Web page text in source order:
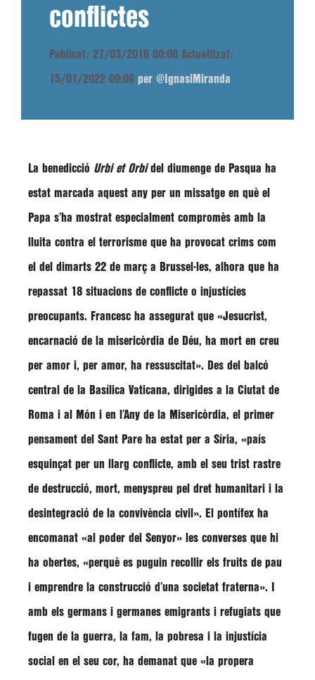
conflictes
Publicat: 27/03/2016 00:00 Actualitzat:
15/01/2022 09:09 per @IgnasiMiranda
La benedicció Urbi et Orbi del diumenge de Pasqua ha
estat marcada aquest any per un missatge en què el
Papa s’ha mostrat especialment compromès amb la
lluita contra el terrorisme que ha provocat crims com
el del dimarts 22 de març a Brussel·les, alhora que ha
repassat 18 situacions de conflicte o injustícies
preocupants. Francesc ha assegurat que «Jesucrist,
encarnació de la misericòrdia de Déu, ha mort en creu
per amor i, per amor, ha ressuscitat». Des del balcó
central de la Basílica Vaticana, dirigides a la Ciutat de
Roma i al Món i en l’Any de la Misericòrdia, el primer
pensament del Sant Pare ha estat per a Síria, «país
esquinçat per un llarg conflicte, amb el seu trist rastre
de destrucció, mort, menyspreu pel dret humanitari i la
desintegració de la convivència civil». El pontífex ha
encomanat «al poder del Senyor» les converses que hi
ha obertes, «perquè es puguin recollir els fruits de pau
i emprendre la construcció d’una societat fraterna». I
amb els germans i germanes emigrants i refugiats que
fugen de la guerra, la fam, la pobresa i la injustícia
social en el seu cor, ha demanat que «la propera